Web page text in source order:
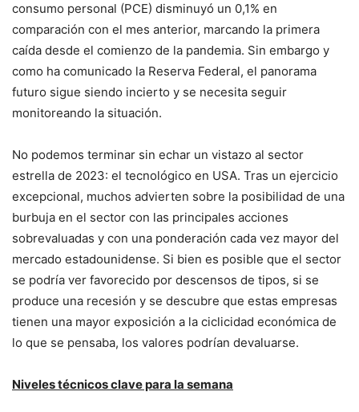
consumo personal (PCE) disminuyó un 0,1% en
comparación con el mes anterior, marcando la primera
caída desde el comienzo de la pandemia. Sin embargo y
como ha comunicado la Reserva Federal, el panorama
futuro sigue siendo incierto y se necesita seguir
monitoreando la situación.
No podemos terminar sin echar un vistazo al sector
estrella de 2023: el tecnológico en USA. Tras un ejercicio
excepcional, muchos advierten sobre la posibilidad de una
burbuja en el sector con las principales acciones
sobrevaluadas y con una ponderación cada vez mayor del
mercado estadounidense. Si bien es posible que el sector
se podría ver favorecido por descensos de tipos, si se
produce una recesión y se descubre que estas empresas
tienen una mayor exposición a la ciclicidad económica de
lo que se pensaba, los valores podrían devaluarse.
Niveles técnicos clave para la semana